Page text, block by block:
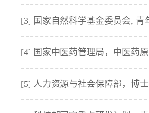
[3] 国家自然科学基金委员会, 青
[4] 国家中医药管理局，中医药
[5] 人力资源与社会保障部，博